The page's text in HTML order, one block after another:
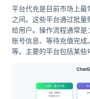
平台代充是目前市场上
之间。这些平台通过批
给用户。操作流程通常
账号信息、等待充值完
等。主要的平台包括某些